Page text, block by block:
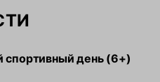
день (6+)